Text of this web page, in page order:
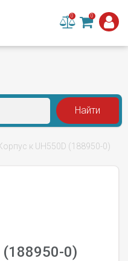
0 0
к UH550D (188950-0)
(188950-0)